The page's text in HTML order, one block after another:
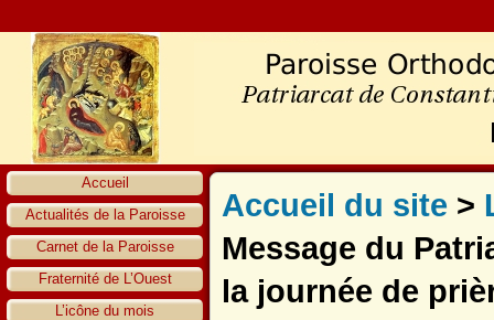
Accueil
Actualités de la Paroisse
Carnet de la Paroisse
Fraternité de L’Ouest
L’icône du mois
Accueil du site >
Message du
la journée de